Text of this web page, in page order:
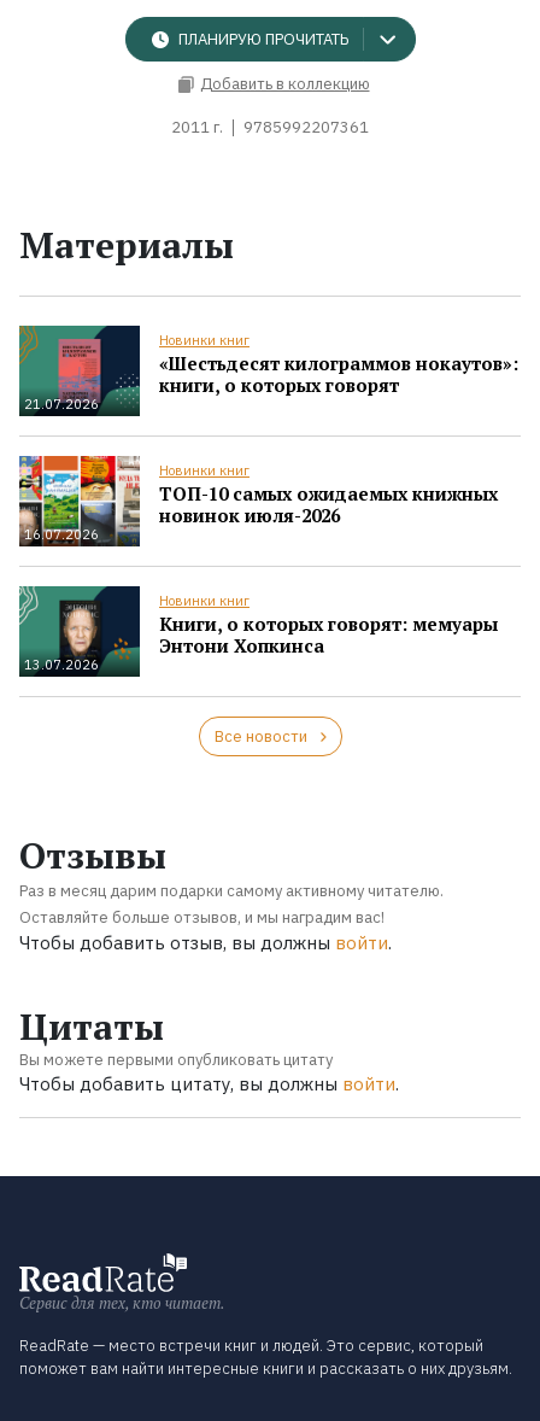
ПЛАНИРУЮ ПРОЧИТАТЬ
Добавить в коллекцию
2011 г. 9785992207361
Материалы
21.07.2026
Новинки книг
«Шестьдесят килограммов нокаутов»:
книги, о которых говорят
16.07.2026
Новинки книг
ТОП-10 самых ожидаемых книжных
новинок июля-2026
13.07.2026
Новинки книг
Книги, о которых говорят: мемуары
Энтони Хопкинса
Все новости
Отзывы
Раз в месяц дарим подарки самому активному читателю.
Оставляйте больше отзывов, и мы наградим вас!
Чтобы добавить отзыв, вы должны войти.
Цитаты
Вы можете первыми опубликовать цитату
Чтобы добавить цитату, вы должны войти.
Сервис для тех, кто читает.
ReadRate — место встречи книг и людей. Это сервис, который
поможет вам найти интересные книги и рассказать о них друзьям.